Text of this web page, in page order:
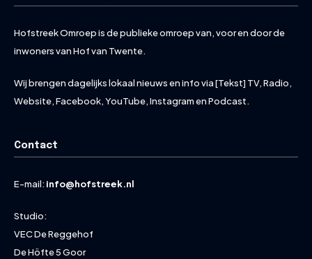
Hofstreek Omroep is de publieke omroep van, voor en door de
inwoners van Hof van Twente.
Wij brengen dagelijks lokaal nieuws en info via [Tekst] TV, Radio,
Website, Facebook, YouTube, Instagram en Podcast.
Contact
E-mail: info@hofstreek.nl
Studio:
VEC De Reggehof
De Höfte 5 Goor